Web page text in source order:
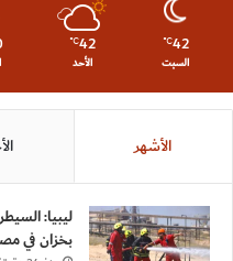
42
℃
السبت
42
℃
الأحد
الأشهر
ليبيا:
بخزان في